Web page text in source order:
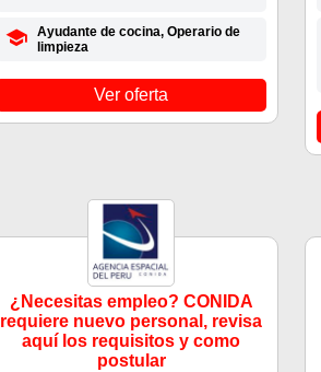
Ayudante de cocina, Operario de
limpieza
Ver oferta
¿Necesitas empleo? CONIDA
requiere nuevo personal, revisa
aquí los requisitos y como
postular